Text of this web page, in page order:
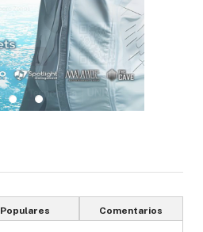
Populares Comentarios